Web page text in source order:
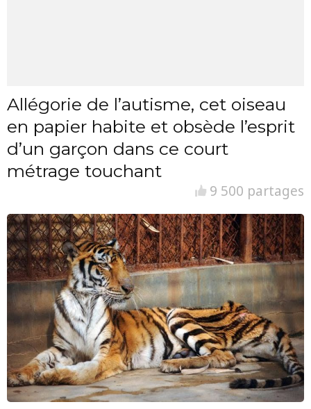
Allégorie de l’autisme, cet oiseau
en papier habite et obsède l’esprit
d’un garçon dans ce court
métrage touchant
9 500 partages